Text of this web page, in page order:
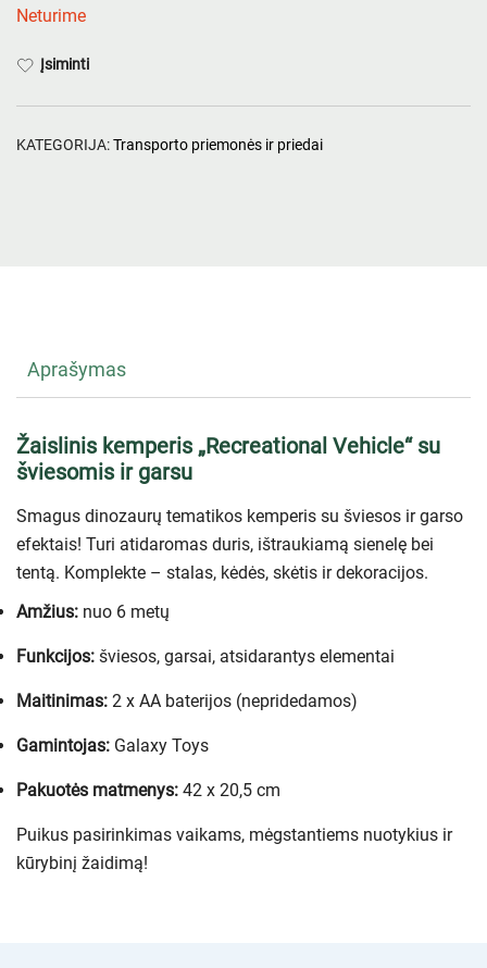
Neturime
Įsiminti
KATEGORIJA:Transporto priemonės ir priedai
Aprašymas
Žaislinis kemperis „Recreational Vehicle“ su
šviesomis ir garsu
Smagus dinozaurų tematikos kemperis su šviesos ir garso
efektais! Turi atidaromas duris, ištraukiamą sienelę bei
tentą. Komplekte – stalas, kėdės, skėtis ir dekoracijos.
Amžius: nuo 6 metų
Funkcijos: šviesos, garsai, atsidarantys elementai
Maitinimas: 2 x AA baterijos (nepridedamos)
Gamintojas: Galaxy Toys
Pakuotės matmenys: 42 x 20,5 cm
Puikus pasirinkimas vaikams, mėgstantiems nuotykius ir
kūrybinį žaidimą!